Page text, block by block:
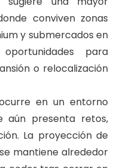
conviven zonas
y submercados en
para
o relocalización
en un entorno
aún presenta retos,
La proyección de
mantiene alrededor